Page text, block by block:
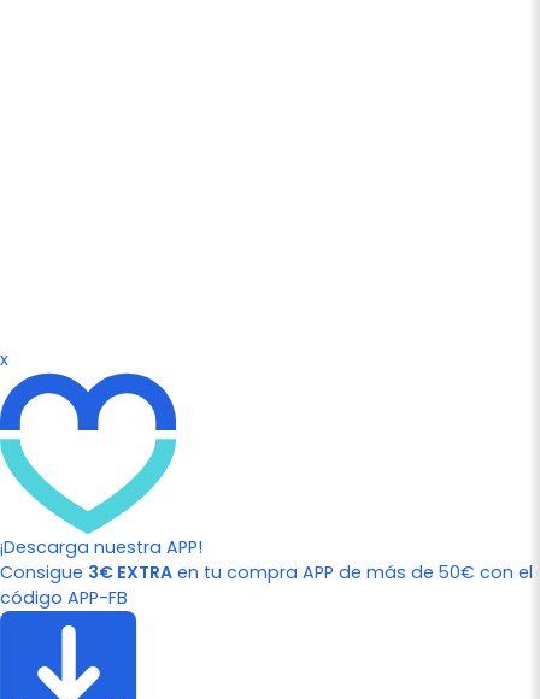
x
¡Descarga nuestra APP!
Consigue 3€ EXTRA en tu compra APP de más de 50€ con el
código APP-FB